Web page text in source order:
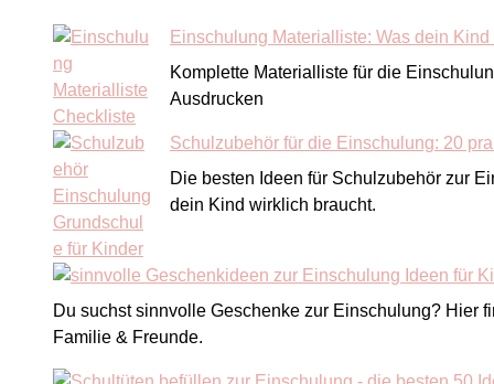
Einschulung Materialliste: Was dein
Komplette Materialliste für die
Ausdrucken
Schulzubehör für die Einschulung: 20
Die besten Ideen für Schulzubehör zur
dein Kind wirklich braucht.
Du suchst sinnvolle Geschenke zur Einschulung? Hier
Familie & Freunde.